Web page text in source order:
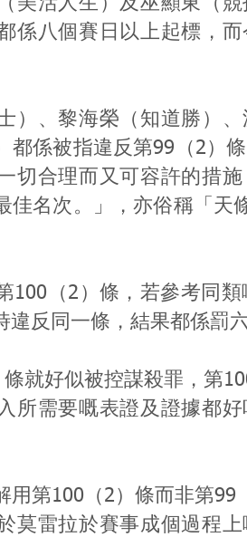
係八個賽日以上起標，
）、黎海榮（知道勝）、
都係被指違反第99（2）
切合理而又可容許的措
佳名次。」，亦俗稱「天
100（2）條，若參考同
反同一條，結果都係罰
就好似被控謀殺罪，第
所需要嘅表證及證據都
用第100（2）條而非第99
莫雷拉於賽事成個過程上